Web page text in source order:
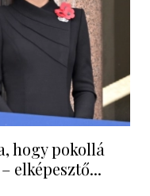
hogy pokollá
elképesztő...